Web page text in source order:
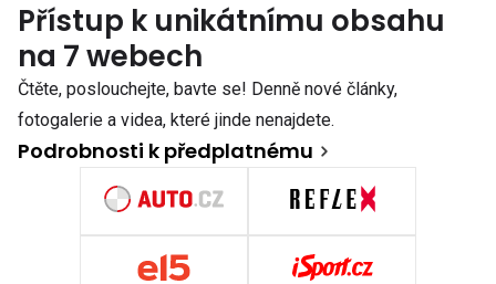
Přístup k unikátnímu obsahu
na 7 webech
Čtěte, poslouchejte, bavte se! Denně nové články,
fotogalerie a videa, které jinde nenajdete.
Podrobnosti k předplatnému